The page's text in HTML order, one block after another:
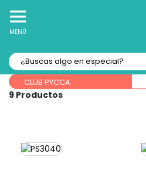
MENÚ
Forma de pago:
CLUB PYCCA
9